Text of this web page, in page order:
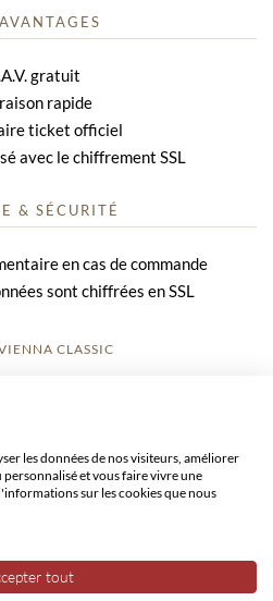
gratuit
rapide
ticket officiel
avec le chiffrement SSL
& SÉCURITÉ
en cas de commande
sont chiffrées en SSL
CLASSIC
CGV
les données de nos visiteurs, améliorer
et vous faire vivre une
sur les cookies que nous
tout